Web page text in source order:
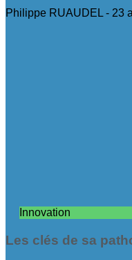
Philippe RUAUDEL
23
Innovation
Les clés de sa